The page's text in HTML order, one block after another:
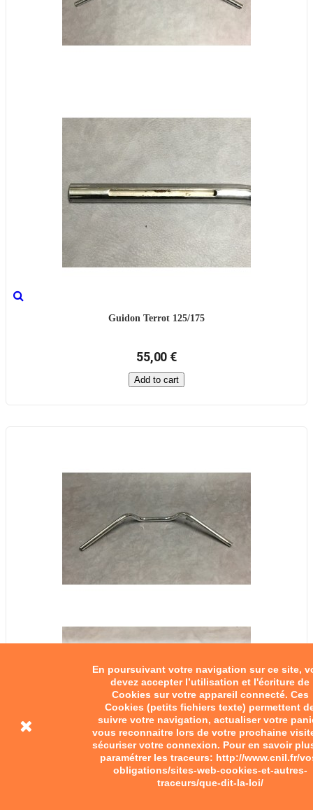
En poursuivant votre navigation sur ce site,
devez accepter l’utilisation et l'écriture de
Cookies sur votre appareil connecté. Ces
Cookies (petits fichiers texte) permettent
suivre votre navigation, actualiser votre
vous reconnaitre lors de votre prochaine
sécuriser votre connexion. Pour en savoir
paramétrer les traceurs: http://www.cnil.fr/
obligations/sites-web-cookies-et-autres-
traceurs/que-dit-la-loi/
Guidon Terrot 125/175
55,00 €
Add to cart